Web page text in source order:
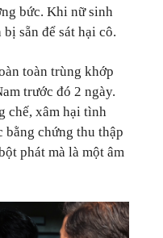
bức. Khi nữ sinh
sẵn để sát hại cô.
toàn trùng khớp
trước đó 2 ngày.
chế, xâm hại tình
bằng chứng thu thập
phát mà là một âm